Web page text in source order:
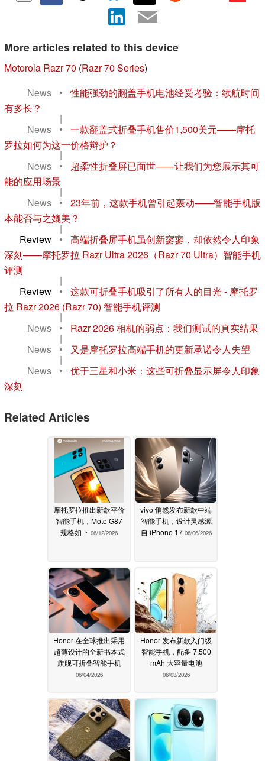
More articles related to this device
Motorola Razr 70 (Razr 70 Series)
News
•
性能强劲的翻盖手机电池经受考验：续航时间
有多长？
|
News
•
一款翻盖式折叠手机售价1,500美元——摩托
罗拉如何为这一价格辩护？
|
News
•
超柔性折叠屏已面世——让我们为您展示其可
能的应用场景
|
News
•
23年前，这款手机曾引起轰动——智能手机版
本能否与之媲美？
|
Review
•
高端折叠屏手机虽创新寥寥，却依然令人印象
深刻——摩托罗拉 Razr Ultra 2026（Razr 70 Ultra）智能手机
评测
|
Review
•
这款可折叠手机吸引了所有人的目光 - 摩托罗
拉 Razr 2026 (Razr 70) 智能手机评测
|
News
• Razr 2026 相机的弱点：我们测试的真实结果
|
News
• 又是摩托罗拉高端手机的更新承诺令人失望
|
News
•
优于三星和小米：这些可折叠显示屏令人印象
深刻
Related Articles
摩托罗拉推出新款平价
智能手机，Moto G87
规格如下 06/12/2026
vivo 悄然发布新款中端
智能手机，设计灵感源
自 iPhone 17 06/06/2026
Honor 在全球推出采用
超薄设计的全新书本式
旗舰可折叠智能手机
06/04/2026
Honor 发布新款入门级
智能手机，配备 7,500
mAh 大容量电池
06/03/2026